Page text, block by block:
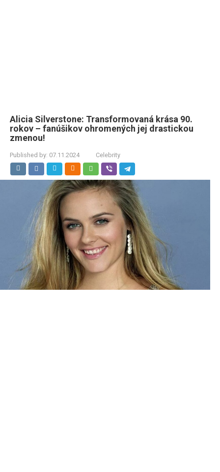
Alicia Silverstone: Transformovaná krása 90.
rokov – fanúšikov ohromených jej drastickou
zmenou!
Published by: 07.11.2024 Celebrity